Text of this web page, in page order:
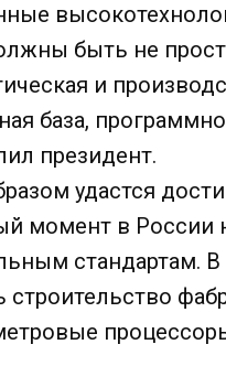
быть не
и
база,
президент.
удастся
момент в России
стандартам.
строительство